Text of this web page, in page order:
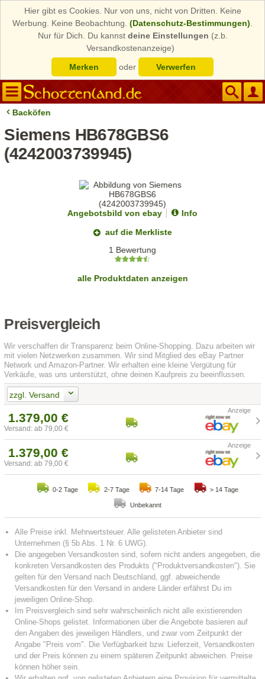
Hier gibt es Cookies. Nur von uns, nicht von Dritten. Keine
Werbung. Keine Beobachtung. (Datenschutz-Bestimmungen)
Nur für Dich. Du kannst deine Einstellungen (z.b.
Versandkostenanzeige)
Merken
oder Verwerfen
Backöfen
Siemens HB678GBS6
(4242003739945)
Angebotsbild von ebay
Info
auf die Merkliste
1 Bewertung
alle Produktdaten anzeigen
Preisvergleich
Wir verschaffen dir Transparenz beim Online-Shopping. Dazu arbeiten wir
mit vielen Netzwerken zusammen. Wir sind Mitglied des eBay Partner
Network und Amazon-Partner. Wir erhalten eine kleine Vergütung für
Verkäufe, was uns unterstützt, ohne deinen Kaufpreis zu beeinflussen.
zzgl. Versand
1.379,00 €
Versand: ab 79,00 €
1.379,00 €
Versand: ab 79,00 €
0-2 Tage 2-7 Tage 7-14 Tage > 14 Tage
Unbekannt